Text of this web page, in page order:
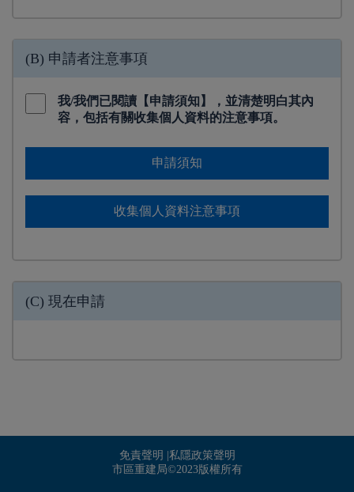
(B) 申請者注意事項
我/我們已閱讀【申請須知】，並清楚明白其內
容，包括有關收集個人資料的注意事項。
申請須知
收集個人資料注意事項
(C) 現在申請
免責聲明 私隱政策聲明
市區重建局©2023版權所有